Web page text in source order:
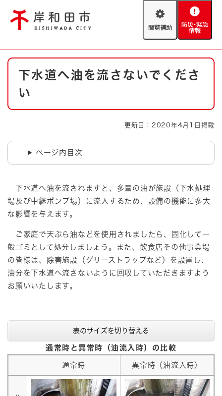
閲
助
防
緊
情
やさしい日本語
防災・緊急情報 救急・消防
本
下水道へ油を流さないでくださ
い
更新日：2020年4月1日掲載
ページ内目次
下水道へ油を流されますと、多量の油が施設（下水処理
場及び中継ポンプ場）に流入するため、設備の機能に多大
な影響を与えます。
ご家庭で天ぷら油などを使用されましたら、固化して一
般ゴミとして処分しましょう。また、飲食店その他事業場
の皆様は、除害施設（グリーストラップなど）を設置し、
油分を下水道へ流さないように回収していただきますよう
お願いいたします。
表のサイズを切り替える
通常時と異常時（油流入時）の比較
通常時 異常時（油流入時）